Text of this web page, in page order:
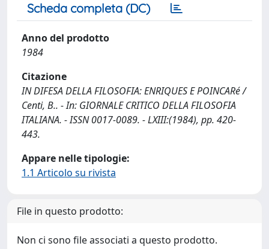
Scheda completa (DC)
Anno del prodotto
1984
Citazione
IN DIFESA DELLA FILOSOFIA: ENRIQUES E POINCARé /
Centi, B.. - In: GIORNALE CRITICO DELLA FILOSOFIA
ITALIANA. - ISSN 0017-0089. - LXIII:(1984), pp. 420-
443.
Appare nelle tipologie:
1.1 Articolo su rivista
File in questo prodotto:
Non ci sono file associati a questo prodotto.